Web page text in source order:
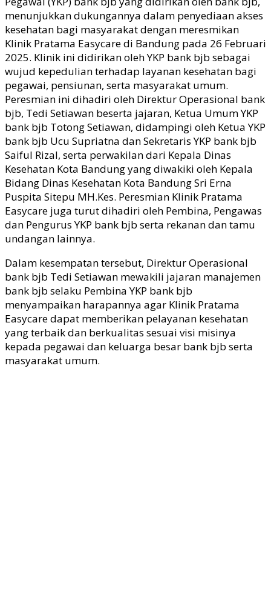
menunjukkandukungannya dalam penyediaanakses
kesehatan bagi masyarakat dengan meresmikan
Klinik Pratama Easycare di Bandung pada 26 Februari
2025. Klinik ini didirikan oleh YKP bank bjb sebagai
wujud kepedulian terhadap layanan kesehatan bagi
pegawai, pensiunan, serta masyarakat umum.
Peresmian ini dihadiri oleh Direktur Operasional bank
bjb, Tedi Setiawan beserta jajaran, Ketua Umum YKP
bank bjb Totong Setiawan, didampingi oleh KetuaYKP
bank bjb Ucu Supriatna dan SekretarisYKP bank bjb
Saiful Rizal, serta perwakilan dari Kepala Dinas
Kesehatan Kota Bandung yang diwakiki oleh Kepala
Bidang Dinas Kesehatan Kota Bandung Sri Erna
Puspita Sitepu MH.Kes. Peresmian Klinik Pratama
Easycare juga turutdihadiri oleh Pembina, Pengawas
dan Pengurus YKP bank bjb serta rekanan dan tamu
undangan lainnya.
Dalam kesempatan tersebut, Direktur Operasional
bank bjb Tedi Setiawan mewakili jajaran manajemen
bank bjb selaku Pembina YKP bank bjb
menyampaikan harapannya agar Klinik Pratama
Easycare dapat memberikan pelayanan kesehatan
yang terbaik dan berkualitas sesuai visi misinya
kepada pegawai dan keluarga besar bank bjb serta
masyarakat umum.